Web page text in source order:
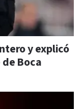
y explicó
Boca